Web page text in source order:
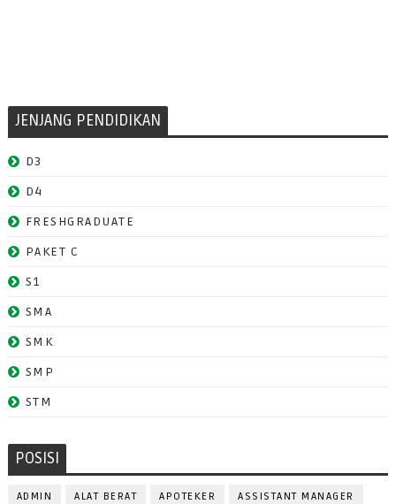
JENJANG PENDIDIKAN
D3
D4
FRESHGRADUATE
PAKET C
S1
SMA
SMK
SMP
STM
POSISI
ADMIN ALAT BERAT APOTEKER ASSISTANT MANAGER